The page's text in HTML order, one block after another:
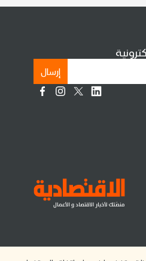
إرسال